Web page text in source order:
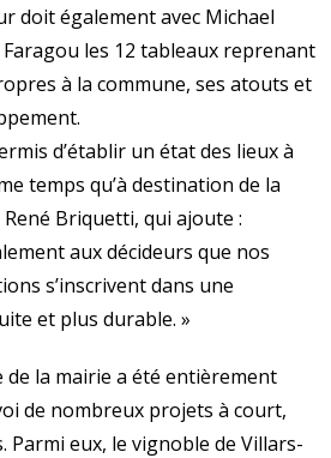
doit également avec Michael
Faragou les 12 tableaux reprenant
à la commune, ses atouts et
d’établir un état des lieux à
temps qu’à destination de la
Briquetti, qui ajoute :
aux décideurs que nos
s’inscrivent dans une
et plus durable. »
de la mairie a été entièrement
de nombreux projets à court,
Parmi eux, le vignoble de Villars-